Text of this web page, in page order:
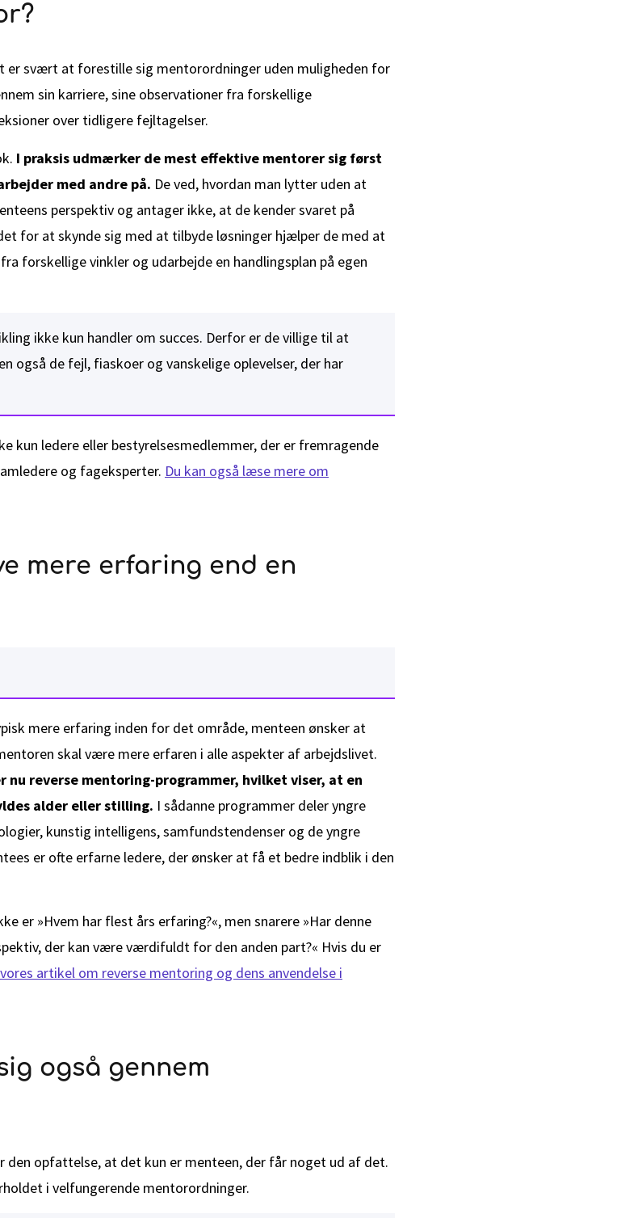
er svært at forestille sig mentorordninger uden muligheden for
sin karriere, sine observationer fra forskellige
over tidligere fejltagelser.
I praksis udmærker de mest effektive mentorer sig først
med andre på. De ved, hvordan man lytter uden at
perspektiv og antager ikke, at de kender svaret på
for at skynde sig med at tilbyde løsninger hjælper de med at
forskellige vinkler og udarbejde en handlingsplan på egen
ikke kun handler om succes. Derfor er de villige til at
også de fejl, fiaskoer og vanskelige oplevelser, der har
kun ledere eller bestyrelsesmedlemmer, der er fremragende
og fageksperter. Du kan også læse mere om
mere erfaring end en
mere erfaring inden for det område, menteen ønsker at
skal være mere erfaren i alle aspekter af arbejdslivet.
reverse mentoring-programmer, hvilket viser, at en
alder eller stilling. I sådanne programmer deler yngre
kunstig intelligens, samfundstendenser og de yngre
er ofte erfarne ledere, der ønsker at få et bedre indblik i den
er »Hvem har flest års erfaring?«, men snarere »Har denne
der kan være værdifuldt for den anden part?« Hvis du er
vores artikel om reverse mentoring og dens anvendelse i
også gennem
opfattelse, at det kun er menteen, der får noget ud af det.
i velfungerende mentorordninger.